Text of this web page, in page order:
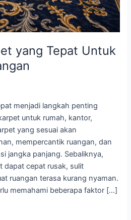
yang Tepat Untuk
menjadi langkah penting
untuk rumah, kantor,
yang sesuai akan
mempercantik ruangan, dan
jangka panjang. Sebaliknya,
dapat cepat rusak, sulit
ruangan terasa kurang nyaman.
memahami beberapa faktor […]